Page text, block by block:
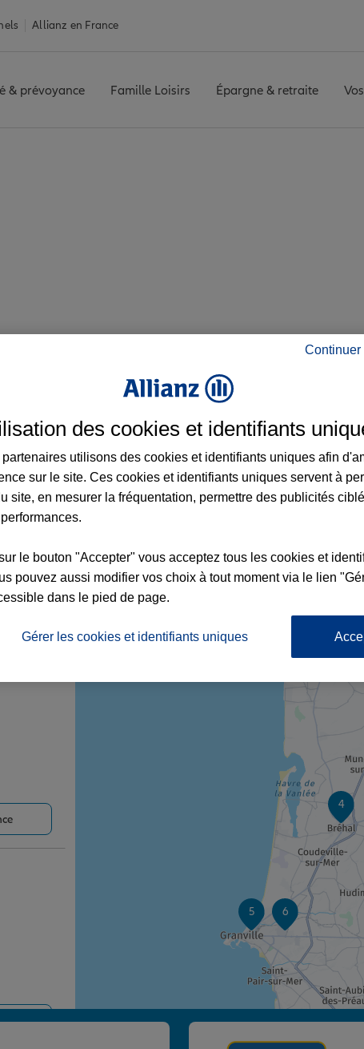
Allianz en France
& prévoyance Famille Loisirs Épargne & retraite
à Agon-Coutainville et aux alentours :
4
6
5
Continuer
des cookies et identifiants
partenaires utilisons des cookies et identifiants uniques afin
sur le site. Ces cookies et identifiants uniques servent à
site, en mesurer la fréquentation, permettre des publicités
le bouton "Accepter" vous acceptez tous les cookies et
pouvez aussi modifier vos choix à tout moment via le lien
dans le pied de page.
Gérer les cookies et identifiants uniques